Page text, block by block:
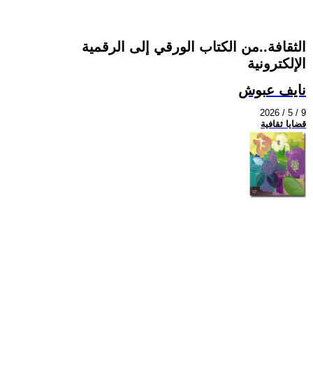
الثقافة..من الكتاب الورقي إلى الرقمية
الإلكترونية
نايف عبوش
2026 / 5 / 9
قضايا ثقافية